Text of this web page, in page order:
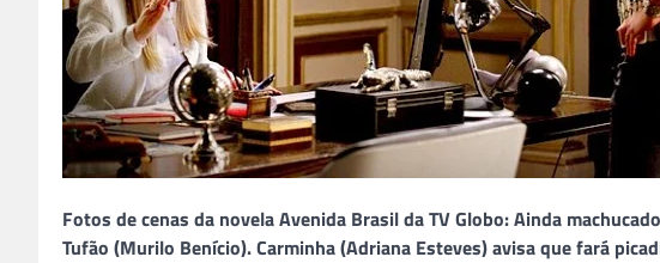
Fotos de cenas da novela Avenida Brasil da TV Globo: Ainda
Tufão (Murilo Benício). Carminha (Adriana Esteves) avisa que fará